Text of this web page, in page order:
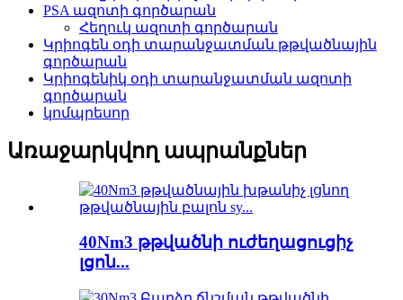
PSA ազոտի գործարան
Հեղուկ ազոտի գործարան
Կրիոգեն օդի տարանջատման թթվածնային
գործարան
Կրիոգենիկ օդի տարանջատման ազոտի
գործարան
կոմպրեսոր
Առաջարկվող ապրանքներ
40Nm3 թթվածնի ուժեղացուցիչ
լցոն...